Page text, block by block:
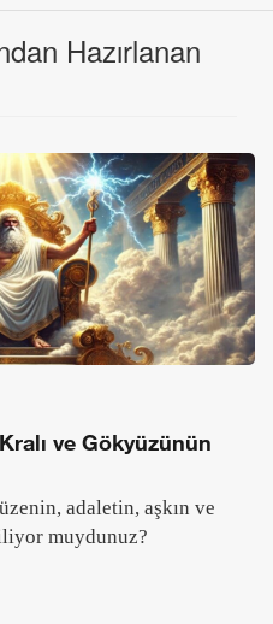
Hazırlanan
ve Gökyüzünün
adaletin, aşkın ve
muydunuz?